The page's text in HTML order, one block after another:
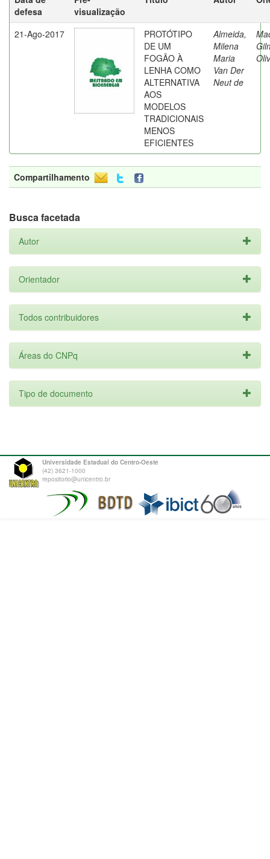
defesa
visualização
21-Ago-2017
PROTÓTIPO
DE UM
FOGÃO À
LENHA COMO
ALTERNATIVA
AOS
MODELOS
TRADICIONAIS
MENOS
EFICIENTES
Almeida,
Milena
Maria
Van Der
Neut de
Compartilhamento
Busca facetada
Autor
Orientador
Todos contribuidores
Áreas do CNPq
Tipo de documento
Universidade Estadual do Centro-Oeste
(42) 3621-1000
repositorio@unicentro.br